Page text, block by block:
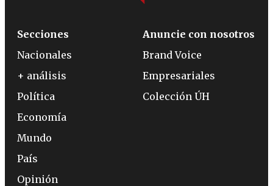
Secciones
Nacionales
+ análisis
Política
Economía
Mundo
País
Opinión
Anuncie con nosotros
Brand Voice
Empresariales
Colección ÚH